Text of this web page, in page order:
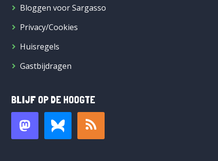
Bloggen voor Sargasso
Privacy/Cookies
Huisregels
Gastbijdragen
BLIJF OP DE HOOGTE